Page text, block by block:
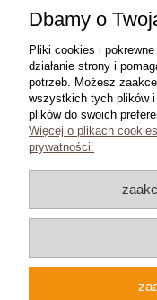
Dbamy o
Pliki cookies i
działanie strony i
potrzeb. Możesz
wszystkich tych plików
plików do swoich
Więcej o plikach
prywatności.